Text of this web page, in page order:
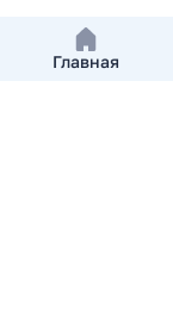
Главная